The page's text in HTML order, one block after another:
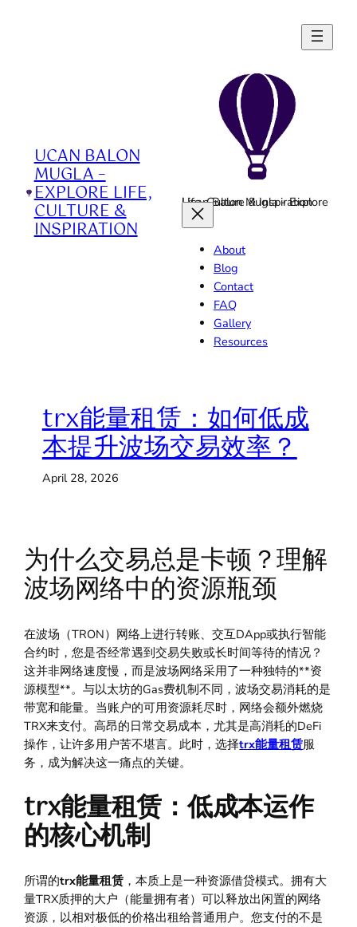
UCAN BALON
MUGLA –
EXPLORE LIFE,
CULTURE &
INSPIRATION
Ucan Balon Mugla - Explore Life, Culture & Inspiration
About
Blog
Contact
FAQ
Gallery
Resources
trx能量租赁：如何低成
本提升波场交易效率？
April 28, 2026
为什么交易总是卡顿？理解
波场网络中的资源瓶颈
在波场（TRON）网络上进行转账、交互DApp或执行智能
合约时，您是否经常遇到交易失败或长时间等待的情况？
这并非网络速度慢，而是波场网络采用了一种独特的**资
源模型**。与以太坊的Gas费机制不同，波场交易消耗的是
带宽和能量。当账户的可用资源耗尽时，网络会额外燃烧
TRX来支付。高昂的日常交易成本，尤其是高消耗的DeFi
操作，让许多用户苦不堪言。此时，选择trx能量租赁服
务，成为解决这一痛点的关键。
trx能量租赁：低成本运作
的核心机制
所谓的trx能量租赁 ，本质上是一种资源借贷模式。拥有大
量TRX质押的大户（能量拥有者）可以释放出闲置的网络
资源，以相对极低的价格出租给普通用户。您支付的不是